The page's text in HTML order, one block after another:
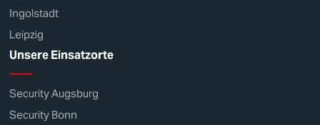
Ingolstadt
Leipzig
Unsere Einsatzorte
Security Augsburg
Security Bonn